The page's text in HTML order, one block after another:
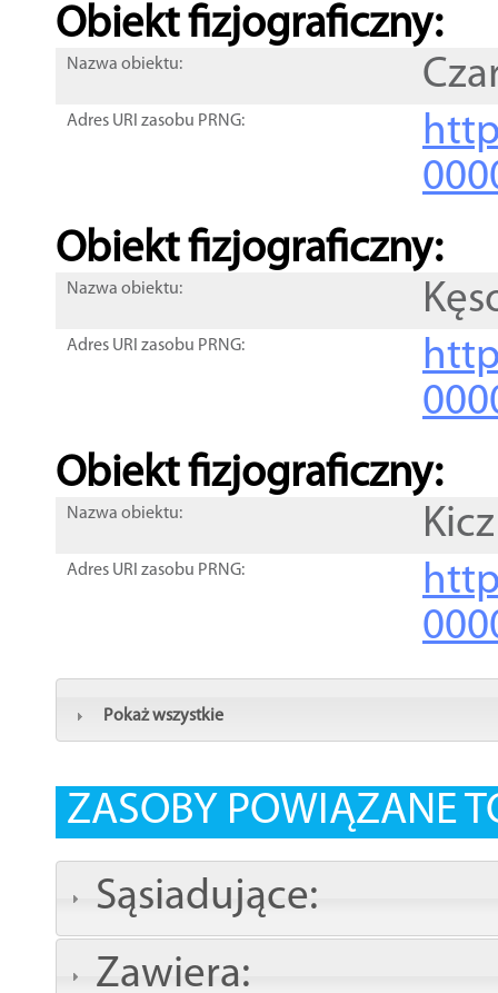
Obiekt fizjograficzny:
Nazwa obiektu:
Adres URI zasobu PRNG:
Obiekt fizjograficzny:
Nazwa obiektu:
Adres URI zasobu PRNG:
Obiekt fizjograficzny:
Nazwa obiektu: Kicz
Adres URI zasobu PRNG:
Pokaż wszystkie
ZASOBY POWIĄZANE
Sąsiadujące:
Zawiera: